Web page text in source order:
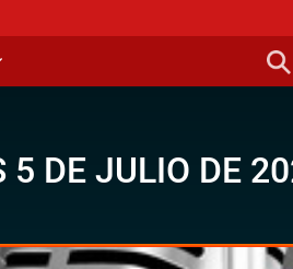
5 DE JULIO DE